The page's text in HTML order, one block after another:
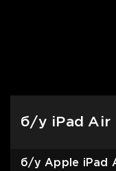
б/у iPad Air
б/у Apple iPad